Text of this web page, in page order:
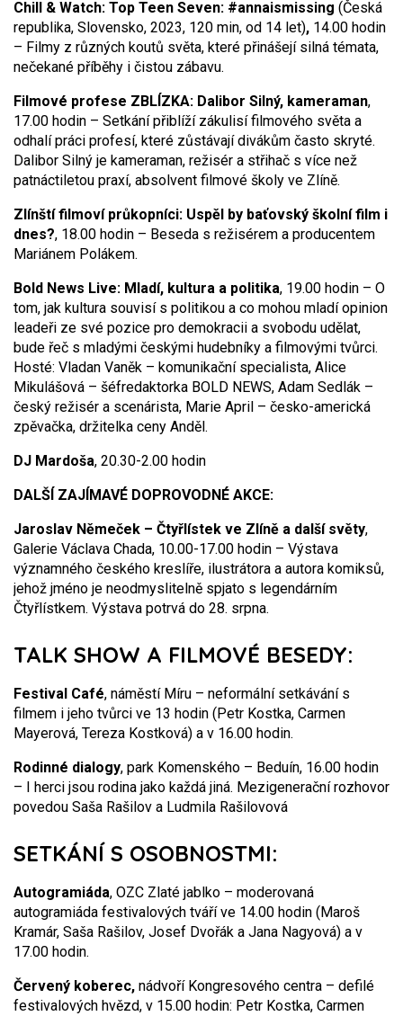
Chill & Watch: Top Teen Seven: #annaismissing (Česká
republika, Slovensko, 2023, 120 min, od 14 let), 14.00 hodin
– Filmy z různých koutů světa, které přinášejí silná témata,
nečekané příběhy i čistou zábavu.
Filmové profese ZBLÍZKA: Dalibor Silný, kameraman,
17.00 hodin – Setkání přiblíží zákulisí filmového světa a
odhalí práci profesí, které zůstávají divákům často skryté.
Dalibor Silný je kameraman, režisér a střihač s více než
patnáctiletou praxí, absolvent filmové školy ve Zlíně.
Zlínští filmoví průkopníci: Uspěl by baťovský školní film i
dnes?, 18.00 hodin – Beseda s režisérem a producentem
Mariánem Polákem.
Bold News Live: Mladí, kultura a politika, 19.00 hodin – O
tom, jak kultura souvisí s politikou a co mohou mladí opinion
leadeři ze své pozice pro demokracii a svobodu udělat,
bude řeč s mladými českými hudebníky a filmovými tvůrci.
Hosté: Vladan Vaněk – komunikační specialista, Alice
Mikulášová – šéfredaktorka BOLD NEWS, Adam Sedlák –
český režisér a scenárista, Marie April – česko-americká
zpěvačka, držitelka ceny Anděl.
DJ Mardoša, 20.30-2.00 hodin
DALŠÍ ZAJÍMAVÉ DOPROVODNÉ AKCE:
Jaroslav Němeček – Čtyřlístek ve Zlíně a další světy,
Galerie Václava Chada, 10.00-17.00 hodin – Výstava
významného českého kreslíře, ilustrátora a autora komiksů,
jehož jméno je neodmyslitelně spjato s legendárním
Čtyřlístkem. Výstava potrvá do 28. srpna.
TALK SHOW A FILMOVÉ BESEDY:
Festival Café, náměstí Míru – neformální setkávání s
filmem i jeho tvůrci ve 13 hodin (Petr Kostka, Carmen
Mayerová, Tereza Kostková) a v 16.00 hodin.
Rodinné dialogy, park Komenského – Beduín, 16.00 hodin
– I herci jsou rodina jako každá jiná. Mezigenerační rozhovor
povedou Saša Rašilov a Ludmila Rašilovová
SETKÁNÍ S OSOBNOSTMI:
Autogramiáda, OZC Zlaté jablko – moderovaná
autogramiáda festivalových tváří ve 14.00 hodin (Maroš
Kramár, Saša Rašilov, Josef Dvořák a Jana Nagyová) a v
17.00 hodin.
Červený koberec, nádvoří Kongresového centra – defilé
festivalových hvězd, v 15.00 hodin: Petr Kostka, Carmen